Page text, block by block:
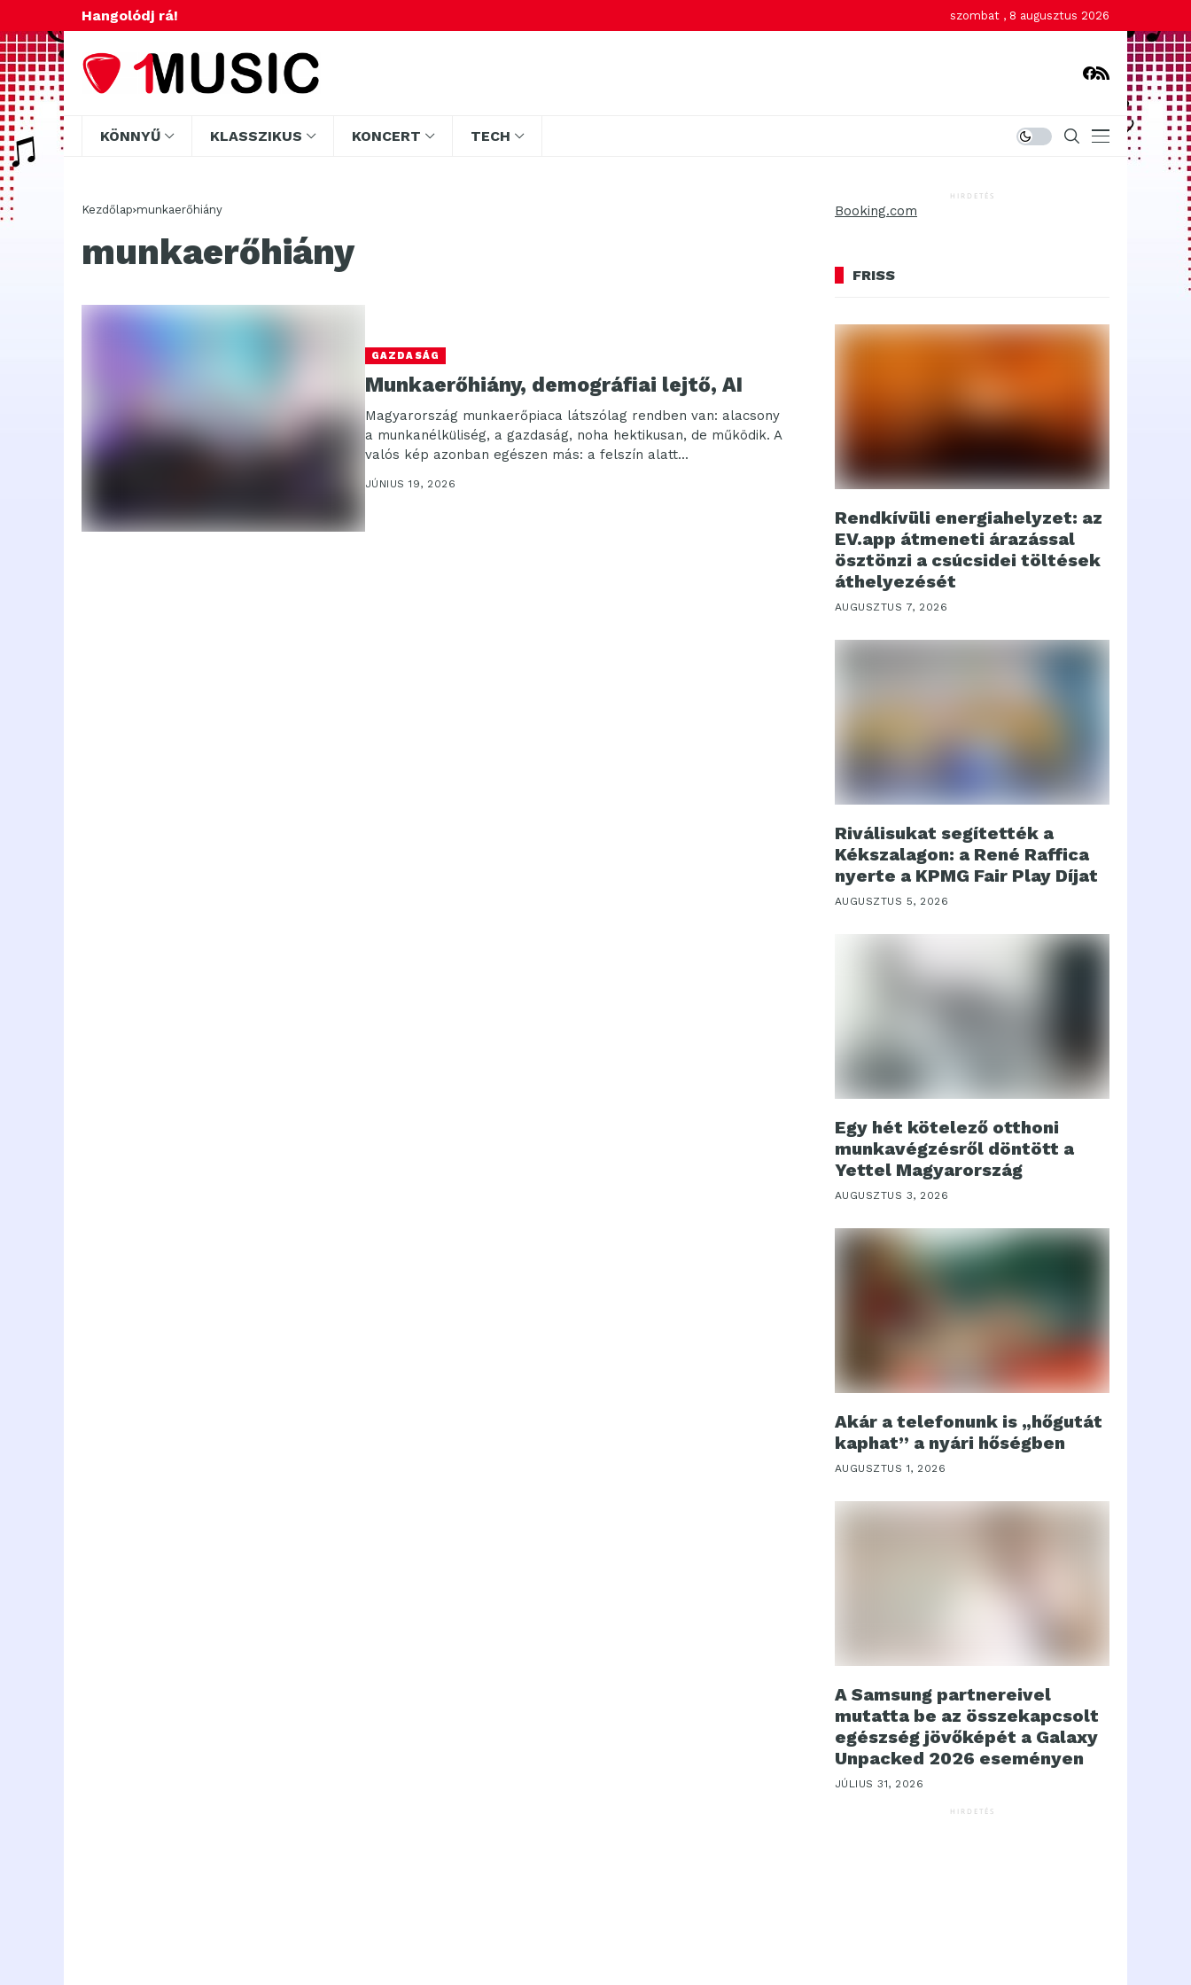
Hangolódj rá! szombat , 8 augusztus 2026
KÖNNYŰ KLASSZIKUS KONCERT TECH
Kezdőlap munkaerőhiány
munkaerőhiány
GAZDASÁG
Munkaerőhiány, demográfiai lejtő, AI
Magyarország munkaerőpiaca látszólag rendben van: alacsony
a munkanélküliség, a gazdaság, noha hektikusan, de működik. A
valós kép azonban egészen más: a felszín alatt...
JÚNIUS 19, 2026
HIRDETÉS
Booking.com
FRISS
Rendkívüli energiahelyzet: az
EV.app átmeneti árazással
ösztönzi a csúcsidei töltések
áthelyezését
AUGUSZTUS 7, 2026
Riválisukat segítették a
Kékszalagon: a René Raffica
nyerte a KPMG Fair Play Díjat
AUGUSZTUS 5, 2026
Egy hét kötelező otthoni
munkavégzésről döntött a
Yettel Magyarország
AUGUSZTUS 3, 2026
Akár a telefonunk is „hőgutát
kaphat” a nyári hőségben
AUGUSZTUS 1, 2026
A Samsung partnereivel
mutatta be az összekapcsolt
egészség jövőképét a Galaxy
Unpacked 2026 eseményen
JÚLIUS 31, 2026
HIRDETÉS